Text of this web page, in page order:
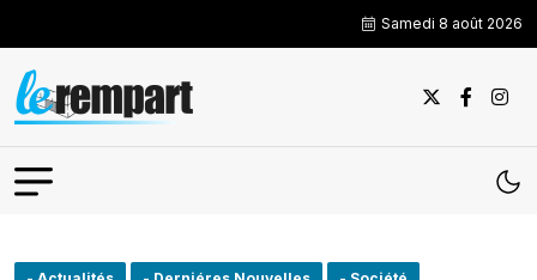
Samedi 8 août 2026